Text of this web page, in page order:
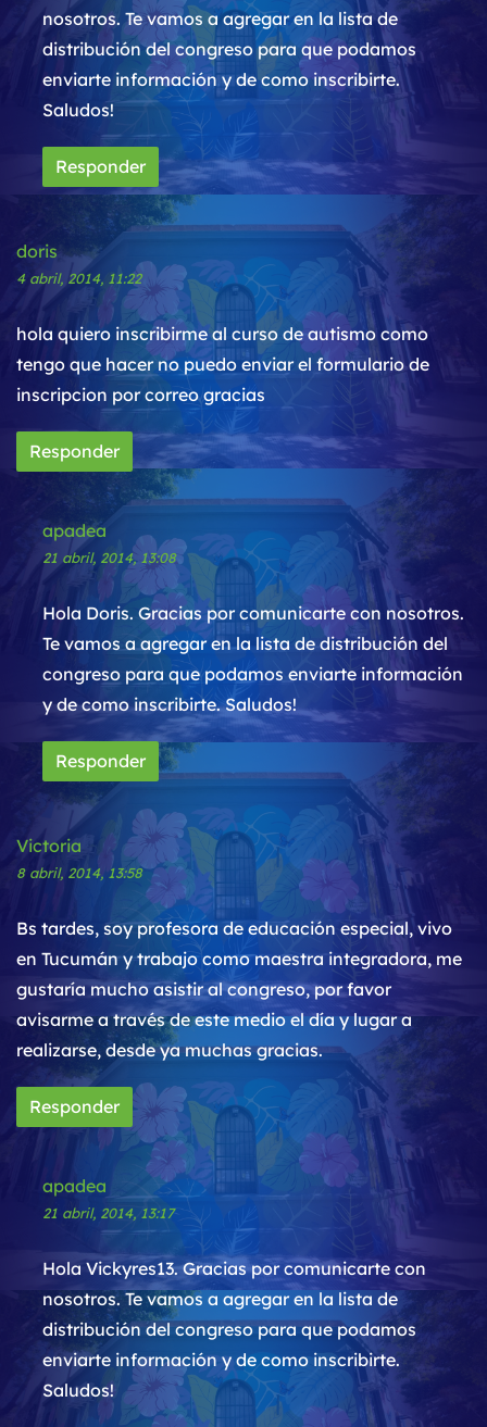
nosotros. Te vamos a agregar en la lista de
distribución del congreso para que podamos
enviarte información y de como inscribirte.
Saludos!
Responder
doris
4 abril, 2014, 11:22
hola quiero inscribirme al curso de autismo como
tengo que hacer no puedo enviar el formulario de
inscripcion por correo gracias
Responder
apadea
21 abril, 2014, 13:08
Hola Doris. Gracias por comunicarte con nosotros.
Te vamos a agregar en la lista de distribución del
congreso para que podamos enviarte información
y de como inscribirte. Saludos!
Responder
Victoria
8 abril, 2014, 13:58
Bs tardes, soy profesora de educación especial, vivo
en Tucumán y trabajo como maestra integradora, me
gustaría mucho asistir al congreso, por favor
avisarme a través de este medio el día y lugar a
realizarse, desde ya muchas gracias.
Responder
apadea
21 abril, 2014, 13:17
Hola Vickyres13. Gracias por comunicarte con
nosotros. Te vamos a agregar en la lista de
distribución del congreso para que podamos
enviarte información y de como inscribirte.
Saludos!